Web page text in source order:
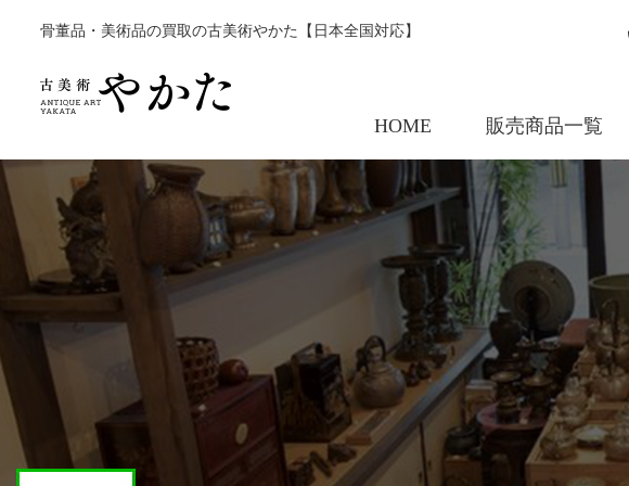
骨董品・美術品の買取の古美術やかた【日本全国対応】
HOME 販売商品一覧